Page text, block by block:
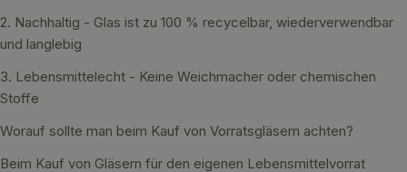
2. Nachhaltig - Glas ist zu 100 % recycelbar, wiederverwendbar
und langlebig
3. Lebensmittelecht - Keine Weichmacher oder chemischen
Stoffe
Worauf sollte man beim Kauf von Vorratsgläsern achten?
Beim Kauf von Gläsern für den eigenen Lebensmittelvorrat